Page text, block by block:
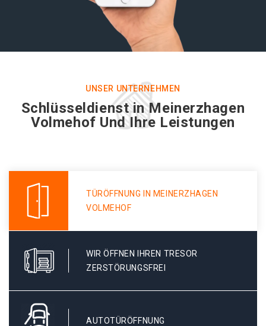
UNSER UNTERNEHMEN
Schlüsseldienst in Meinerzhagen
Volmehof Und Ihre Leistungen
TÜRÖFFNUNG IN MEINERZHAGEN
VOLMEHOF
WIR ÖFFNEN IHREN TRESOR
ZERSTÖRUNGSFREI
AUTOTÜRÖFFNUNG